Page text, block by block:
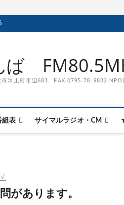
ば
氷上町市辺683 FAX 0795-78-9832 NPO
組表 サイマルラジオ・CM
があります。